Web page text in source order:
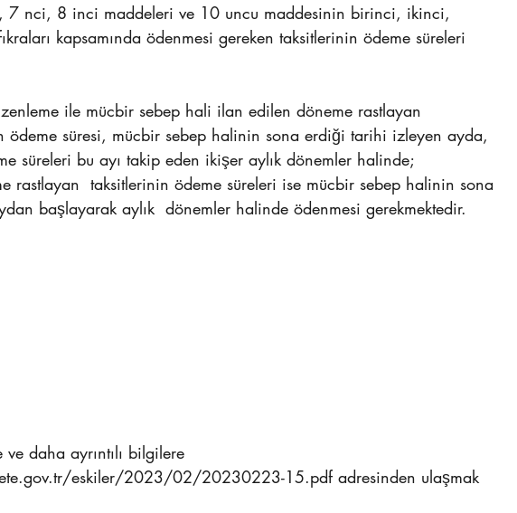
nci, 8 inci maddeleri ve 10 uncu maddesinin birinci, ikinci,
kapsamında ödenmesi gereken taksitlerinin ödeme süreleri
ödeme süresi, mücbir sebep halinin sona erdiği tarihi izleyen ayda,
süreleri bu ayı takip eden ikişer aylık dönemler halinde;
rastlayan  taksitlerinin ödeme süreleri ise mücbir sebep halinin sona
başlayarak aylık  dönemler halinde ödenmesi gerekmektedir.
eskiler/2023/02/20230223-15.pdf adresinden ulaşmak